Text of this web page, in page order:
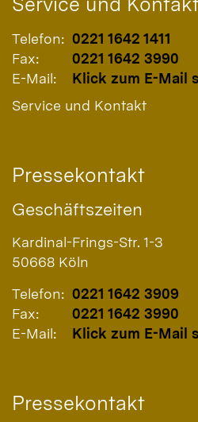
Telefon: 0221 1642 1411
Fax:
0221 1642 3990
E-Mail:
Klick zum E-Mail
Service und Kontakt
Pressekontakt
Geschäftszeiten
Kardinal-Frings-Str. 1-3
50668 Köln
Telefon: 0221 1642 3909
Fax:
0221 1642 3990
E-Mail:
Klick zum E-Mail
Pressekontakt